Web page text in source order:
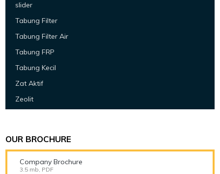
slider
Tabung Filter
Tabung Filter Air
Tabung FRP
Tabung Kecil
Zat Aktif
Zeolit
OUR BROCHURE
Company Brochure
3.5 mb, PDF